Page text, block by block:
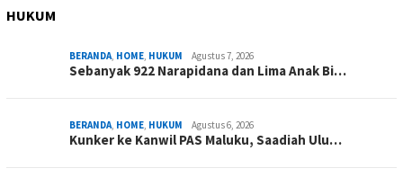
HUKUM
BERANDA HOME HUKUM Agustus 7, 2026
Sebanyak 922 Narapidana dan Lima Anak Bi…
BERANDA HOME HUKUM Agustus 6, 2026
Kunker ke Kanwil PAS Maluku, Saadiah Ulu…